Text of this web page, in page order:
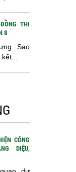
THI
8
Sao
CÔNG
DIỆU,